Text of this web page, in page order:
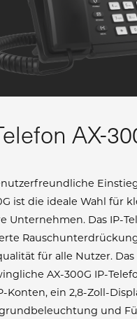
AX-
ist die ideale Wahl für
Unternehmen. Das IP-
für alle Nutzer. Das
AX-300G IP-
Konten, ein 2,8-Zoll-
und